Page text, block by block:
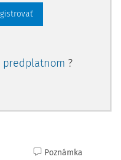
predplatnom ?
Poznámka